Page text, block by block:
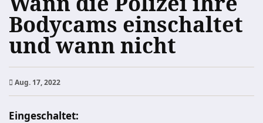
Bodycams einschaltet
und wann nicht
Aug. 17, 2022
Eingeschaltet: